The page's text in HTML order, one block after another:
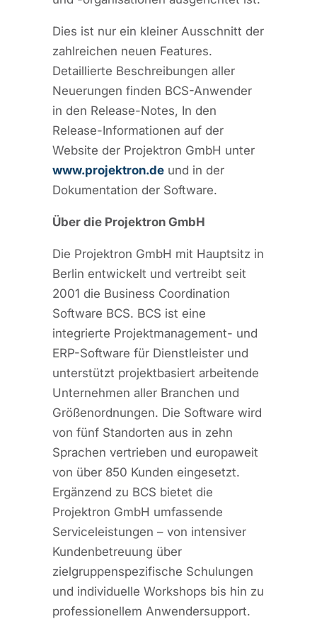
Dies ist nur ein kleiner Ausschnitt der
zahlreichen neuen Features.
Detaillierte Beschreibungen aller
Neuerungen finden BCS-Anwender
in den Release-Notes, In den
Release-Informationen auf der
Website der Projektron GmbH unter
www.projektron.de und in der
Dokumentation der Software.
Über die Projektron GmbH
Die Projektron GmbH mit Hauptsitz in
Berlin entwickelt und vertreibt seit
2001 die Business Coordination
Software BCS. BCS ist eine
integrierte Projektmanagement- und
ERP-Software für Dienstleister und
unterstützt projektbasiert arbeitende
Unternehmen aller Branchen und
Größenordnungen. Die Software wird
von fünf Standorten aus in zehn
Sprachen vertrieben und europaweit
von über 850 Kunden eingesetzt.
Ergänzend zu BCS bietet die
Projektron GmbH umfassende
Serviceleistungen – von intensiver
Kundenbetreuung über
zielgruppenspezifische Schulungen
und individuelle Workshops bis hin zu
professionellem Anwendersupport.